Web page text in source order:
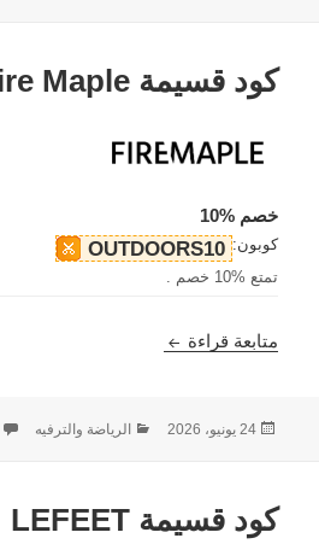
كود قسيمة Fire Maple
خصم %10
كوبون: OUTDOORS10
تمتع %10 خصم .
متابعة قراءة كود قسيمة Fire Maple
نُشرت
24 يونيو، 2026 التصنيفات
الرياضة والترفيه
كود قسيمة LEFEET